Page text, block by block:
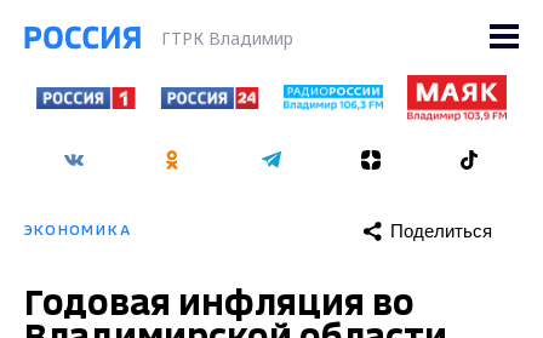
ГТРК Владимир
ЭКОНОМИКА Поделиться
Годовая инфляция во